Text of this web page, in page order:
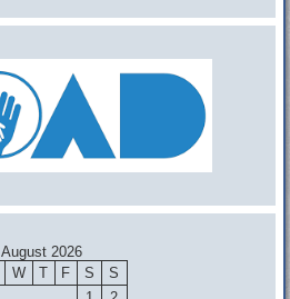
August 2026
W T F S
S